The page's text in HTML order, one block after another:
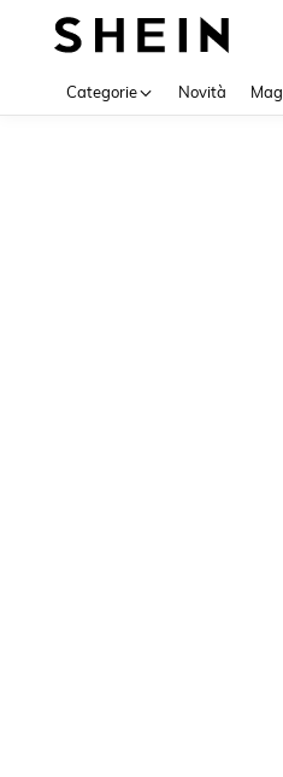
Categorie Novità